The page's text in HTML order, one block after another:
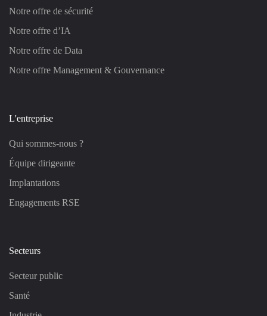
Notre offre de sécurité
Notre offre d’IA
Notre offre de Data
Notre offre Management & Gouvernance
L'entreprise
Qui sommes-nous ?
Équipe dirigeante
Implantations
Engagements RSE
Secteurs
Secteur public
Santé